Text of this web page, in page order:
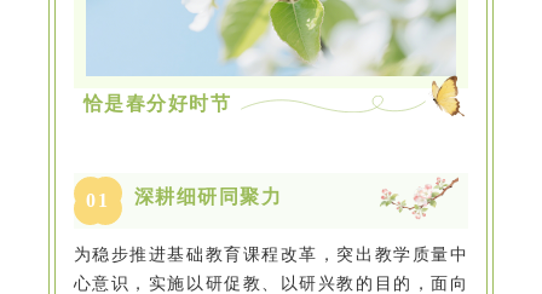
恰是春分好时节
01 深耕细研同聚力
为稳步推进基础教育课程改革，突出教学质量中
心意识，实施以研促教、以研兴教的目的，面向